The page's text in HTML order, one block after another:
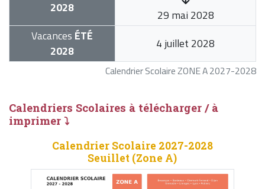
Calendrier Scolaire ZONE A 2027-2028
2028
29 mai 2028
Vacances ÉTÉ
2028
4 juillet 2028
Calendriers Scolaires à télécharger / à
imprimer ⤵
Calendrier Scolaire 2027-2028
Seuillet (Zone A)